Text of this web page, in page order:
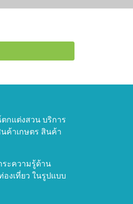
กแต่งสวน บริการ
ค้าเกษตร สินค้า
ะความรู้ด้าน
งเที่ยว ในรูปแบบ